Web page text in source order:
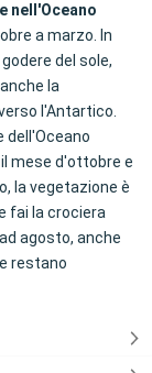
nell'Oceano
a marzo. In
del sole,
la
l'Antartico.
dell'Oceano
mese d'ottobre e
la vegetazione è
fai la crociera
agosto, anche
restano